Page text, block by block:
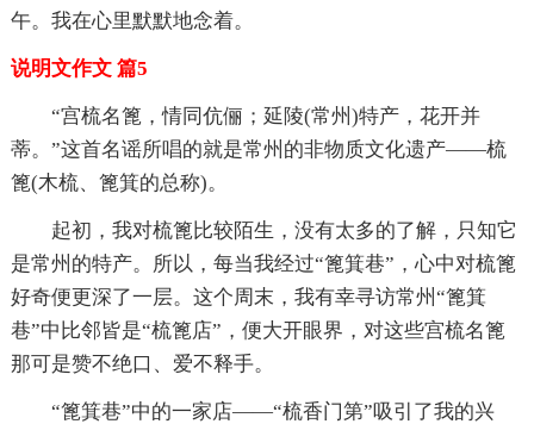
午。我在心里默默地念着。
说明文作文 篇5
“宫梳名篦，情同伉俪；延陵(常州)特产，花开并
蒂。”这首名谣所唱的就是常州的非物质文化遗产——梳
篦(木梳、篦箕的总称)。
起初，我对梳篦比较陌生，没有太多的了解，只知它
是常州的特产。所以，每当我经过“篦箕巷”，心中对梳篦
好奇便更深了一层。这个周末，我有幸寻访常州“篦箕
巷”中比邻皆是“梳篦店”，便大开眼界，对这些宫梳名篦
那可是赞不绝口、爱不释手。
“篦箕巷”中的一家店——“梳香门第”吸引了我的兴